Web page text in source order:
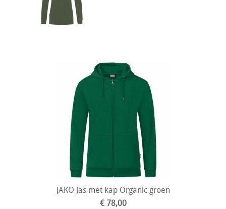
JAKO Jas met kap Organic groen
€ 78,00